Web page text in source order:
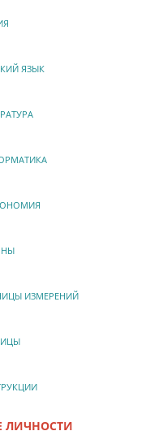
ЯЗЫК
ИЗМЕРЕНИЙ
ЛИЧНОСТИ